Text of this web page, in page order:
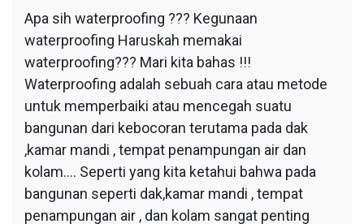
Apa sih waterproofing ??? Kegunaan
waterproofing Haruskah memakai
waterproofing??? Mari kita bahas !!!
Waterproofing adalah sebuah cara atau metode
untuk memperbaiki atau mencegah suatu
bangunan dari kebocoran terutama pada dak
,kamar mandi , tempat penampungan air dan
kolam…. Seperti yang kita ketahui bahwa pada
bangunan seperti dak,kamar mandi , tempat
penampungan air , dan kolam sangat penting